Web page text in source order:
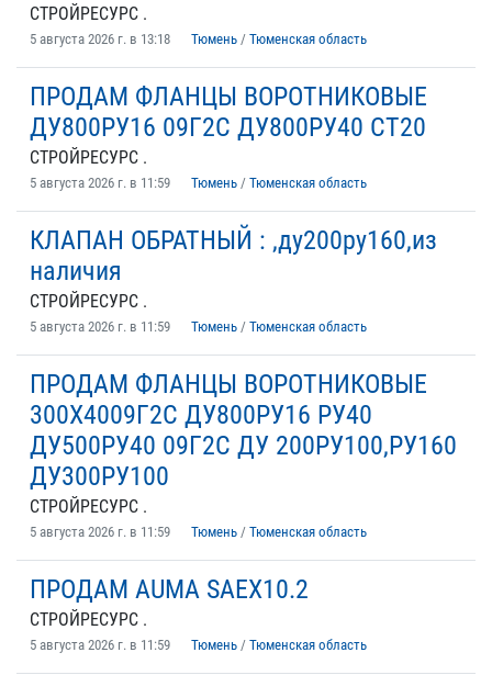
СТРОЙРЕСУРС .
5 августа 2026 г. в 13:18 Тюмень / Тюменская область
ПРОДАМ ФЛАНЦЫ ВОРОТНИКОВЫЕ
ДУ800РУ16 09Г2С ДУ800РУ40 СТ20
СТРОЙРЕСУРС .
5 августа 2026 г. в 11:59 Тюмень / Тюменская область
КЛАПАН ОБРАТНЫЙ : ,ду200ру160,из
наличия
СТРОЙРЕСУРС .
5 августа 2026 г. в 11:59 Тюмень / Тюменская область
ПРОДАМ ФЛАНЦЫ ВОРОТНИКОВЫЕ
300Х4009Г2С ДУ800РУ16 РУ40
ДУ500РУ40 09Г2С ДУ 200РУ100,РУ160
ДУ300РУ100
СТРОЙРЕСУРС .
5 августа 2026 г. в 11:59 Тюмень / Тюменская область
ПРОДАМ AUMA SAEX10.2
СТРОЙРЕСУРС .
5 августа 2026 г. в 11:59 Тюмень / Тюменская область